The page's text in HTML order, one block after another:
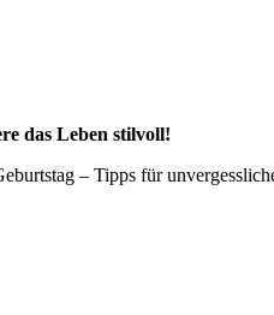
das Leben stilvoll!
– Tipps für